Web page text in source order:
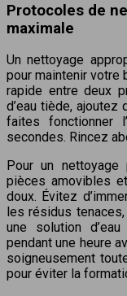
Protocoles de
maximale
Un nettoyage
pour maintenir votre
rapide entre deux
d’eau tiède,
faites fonctionner
secondes. Rincez
Pour un
pièces amovibles
doux. Évitez
les résidus
une solution
pendant une heure
soigneusement
pour éviter la